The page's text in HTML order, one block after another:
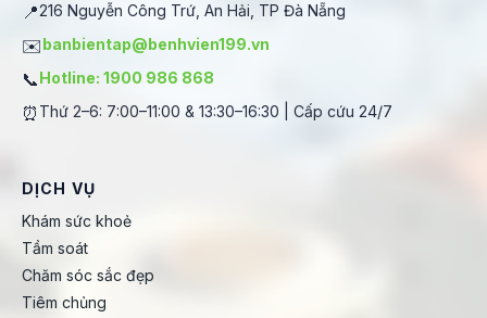
📍216 Nguyễn Công Trứ, An Hải, TP Đà Nẵng
✉️banbientap@benhvien199.vn
📞Hotline: 1900 986 868
⏰ Thứ 2–6: 7:00–11:00 & 13:30–16:30 | Cấp cứu 24/7
DỊCH VỤ
Khám sức khoẻ
Tầm soát
Chăm sóc sắc đẹp
Tiêm chủng